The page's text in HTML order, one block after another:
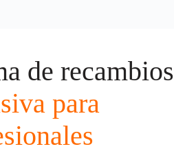
de recambios
para